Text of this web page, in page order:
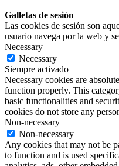
Galletas de sesión
Las cookies de sesión son
usuario navega por la web y
Necessary
Necessary
Siempre activado
Necessary cookies are
function properly. This
basic functionalities and
cookies do not store any
Non-necessary
Non-necessary
Any cookies that may not be
to function and is used